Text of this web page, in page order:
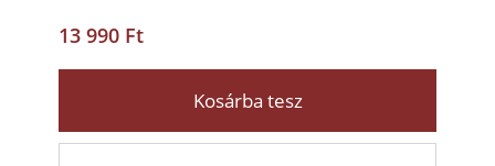
13 990 Ft
Kosárba tesz